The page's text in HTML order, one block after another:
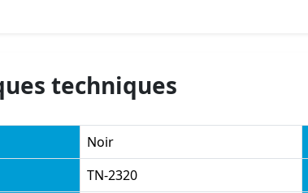
techniques
Noir
TN-2320